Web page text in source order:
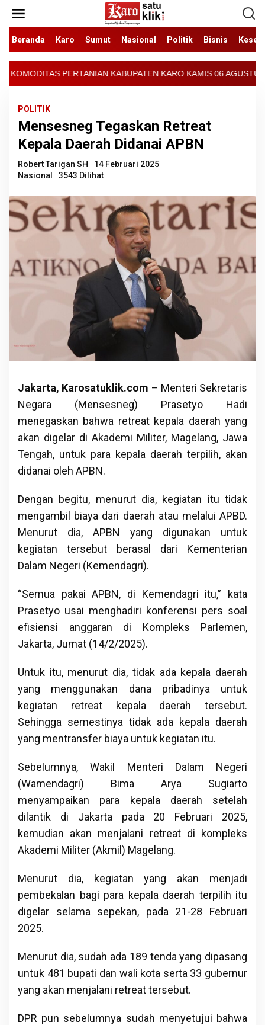
konten
Beranda
Karo Sumut Nasional Politik Bisnis
KABUPATEN KARO KAMIS 06 AGUSTUS 2026 - ARCIS
POLITIK
Mensesneg Tegaskan Retreat
Kepala Daerah Didanai APBN
Robert Tarigan SH
14 Februari 2025
Nasional
3543 Dilihat
Jakarta, Karosatuklik.com – Menteri Sekretaris
Negara (Mensesneg) Prasetyo Hadi
menegaskan bahwa retreat kepala daerah yang
akan digelar di Akademi Militer, Magelang, Jawa
Tengah, untuk para kepala daerah terpilih, akan
didanai oleh APBN.
Dengan begitu, menurut dia, kegiatan itu tidak
mengambil biaya dari daerah atau melalui APBD.
Menurut dia, APBN yang digunakan untuk
kegiatan tersebut berasal dari Kementerian
Dalam Negeri (Kemendagri).
“Semua pakai APBN, di Kemendagri itu,” kata
Prasetyo usai menghadiri konferensi pers soal
efisiensi anggaran di Kompleks Parlemen,
Jakarta, Jumat (14/2/2025).
Untuk itu, menurut dia, tidak ada kepala daerah
yang menggunakan dana pribadinya untuk
kegiatan retreat kepala daerah tersebut.
Sehingga semestinya tidak ada kepala daerah
yang mentransfer biaya untuk kegiatan itu.
Sebelumnya, Wakil Menteri Dalam Negeri
(Wamendagri) Bima Arya Sugiarto
menyampaikan para kepala daerah setelah
dilantik di Jakarta pada 20 Februari 2025,
kemudian akan menjalani retreat di kompleks
Akademi Militer (Akmil) Magelang.
Menurut dia, kegiatan yang akan menjadi
pembekalan bagi para kepala daerah terpilih itu
digelar selama sepekan, pada 21-28 Februari
2025.
Menurut dia, sudah ada 189 tenda yang dipasang
untuk 481 bupati dan wali kota serta 33 gubernur
yang akan menjalani retreat tersebut.
DPR pun sebelumnya sudah menyetujui bahwa